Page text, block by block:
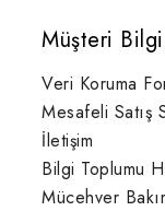
Müşteri
Veri Koruma
Mesafeli Satış
İletişim
Bilgi Toplumu
Mücehver